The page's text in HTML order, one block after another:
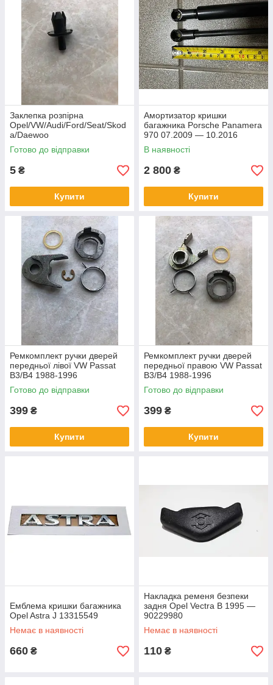
Заклепка розпірна
Opel/VW/Audi/Ford/Seat/Skod
a/Daewoo
Готово до відправки
5 ₴
Купити
Амортизатор кришки
багажника Porsche Panamera
970 07.2009 — 10.2016
В наявності
2 800 ₴
Купити
Ремкомплект ручки дверей
передньої лівої VW Passat
B3/B4 1988-1996
Готово до відправки
399 ₴
Купити
Ремкомплект ручки дверей
передньої правою VW Passat
B3/B4 1988-1996
Готово до відправки
399 ₴
Купити
Емблема кришки багажника
Opel Astra J 13315549
Немає в наявності
660 ₴
Накладка ременя безпеки
задня Opel Vectra B 1995 —
90229980
Немає в наявності
110 ₴